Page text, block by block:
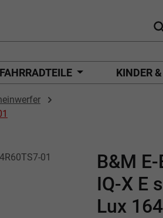
FAHRRADTEILE KINDER
B&M
IQ-X E
Lux